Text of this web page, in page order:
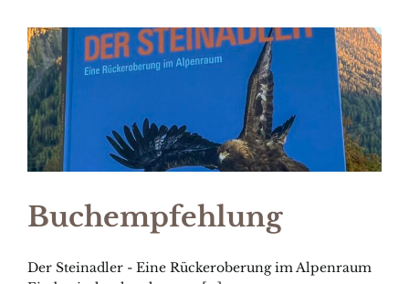
Buchempfehlung
Der Steinadler - Eine Rückeroberung im Alpenraum